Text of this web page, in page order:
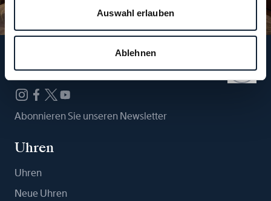
Auswahl erlauben
Ablehnen
Folgen Sie uns
Abonnieren Sie unseren Newsletter
Uhren
Uhren
Neue Uhren